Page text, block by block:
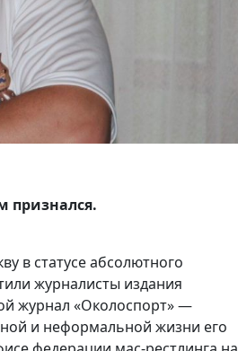
признался.
в статусе абсолютного
журналисты издания
журнал «Околоспорт» —
и неформальной жизни его